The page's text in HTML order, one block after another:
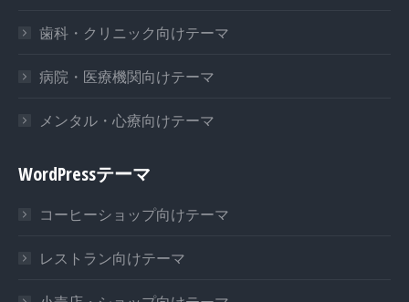
歯科・クリニック向けテーマ
病院・医療機関向けテーマ
メンタル・心療向けテーマ
WordPressテーマ
コーヒーショップ向けテーマ
レストラン向けテーマ